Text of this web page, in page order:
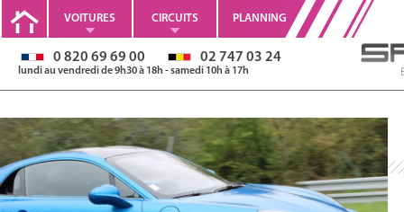
VOITURES CIRCUITS PLANNING
0 820 69 69 00 02 747 03 24
lundi au vendredi de 9h30 à 18h - samedi 10h à 17h